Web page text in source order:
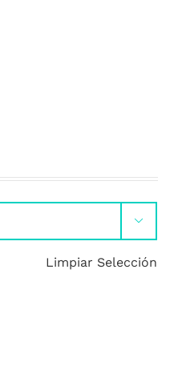

Limpiar Selección